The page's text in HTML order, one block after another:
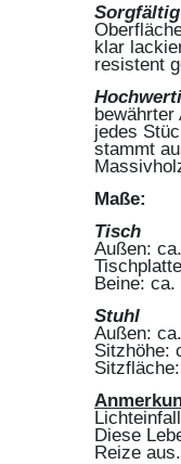
klar
resistent
bewährter
jedes
stammt
Maße:
Tisch
Außen:
Beine:
Stuhl
Außen:
Sitzhöhe:
Diese
Reize aus.